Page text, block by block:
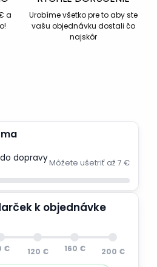
a
Urobíme všetko pre to aby ste
vašu objednávku dostali čo
najskôr
do dopravyMôžete ušetriť až 7 €
k objednávke
€ 120 € 160 € 200 €